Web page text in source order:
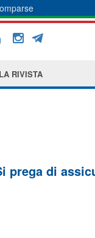
RIVISTA
prega di